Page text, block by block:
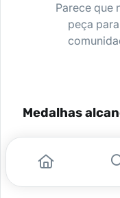
Parece que
peça
Medalhas